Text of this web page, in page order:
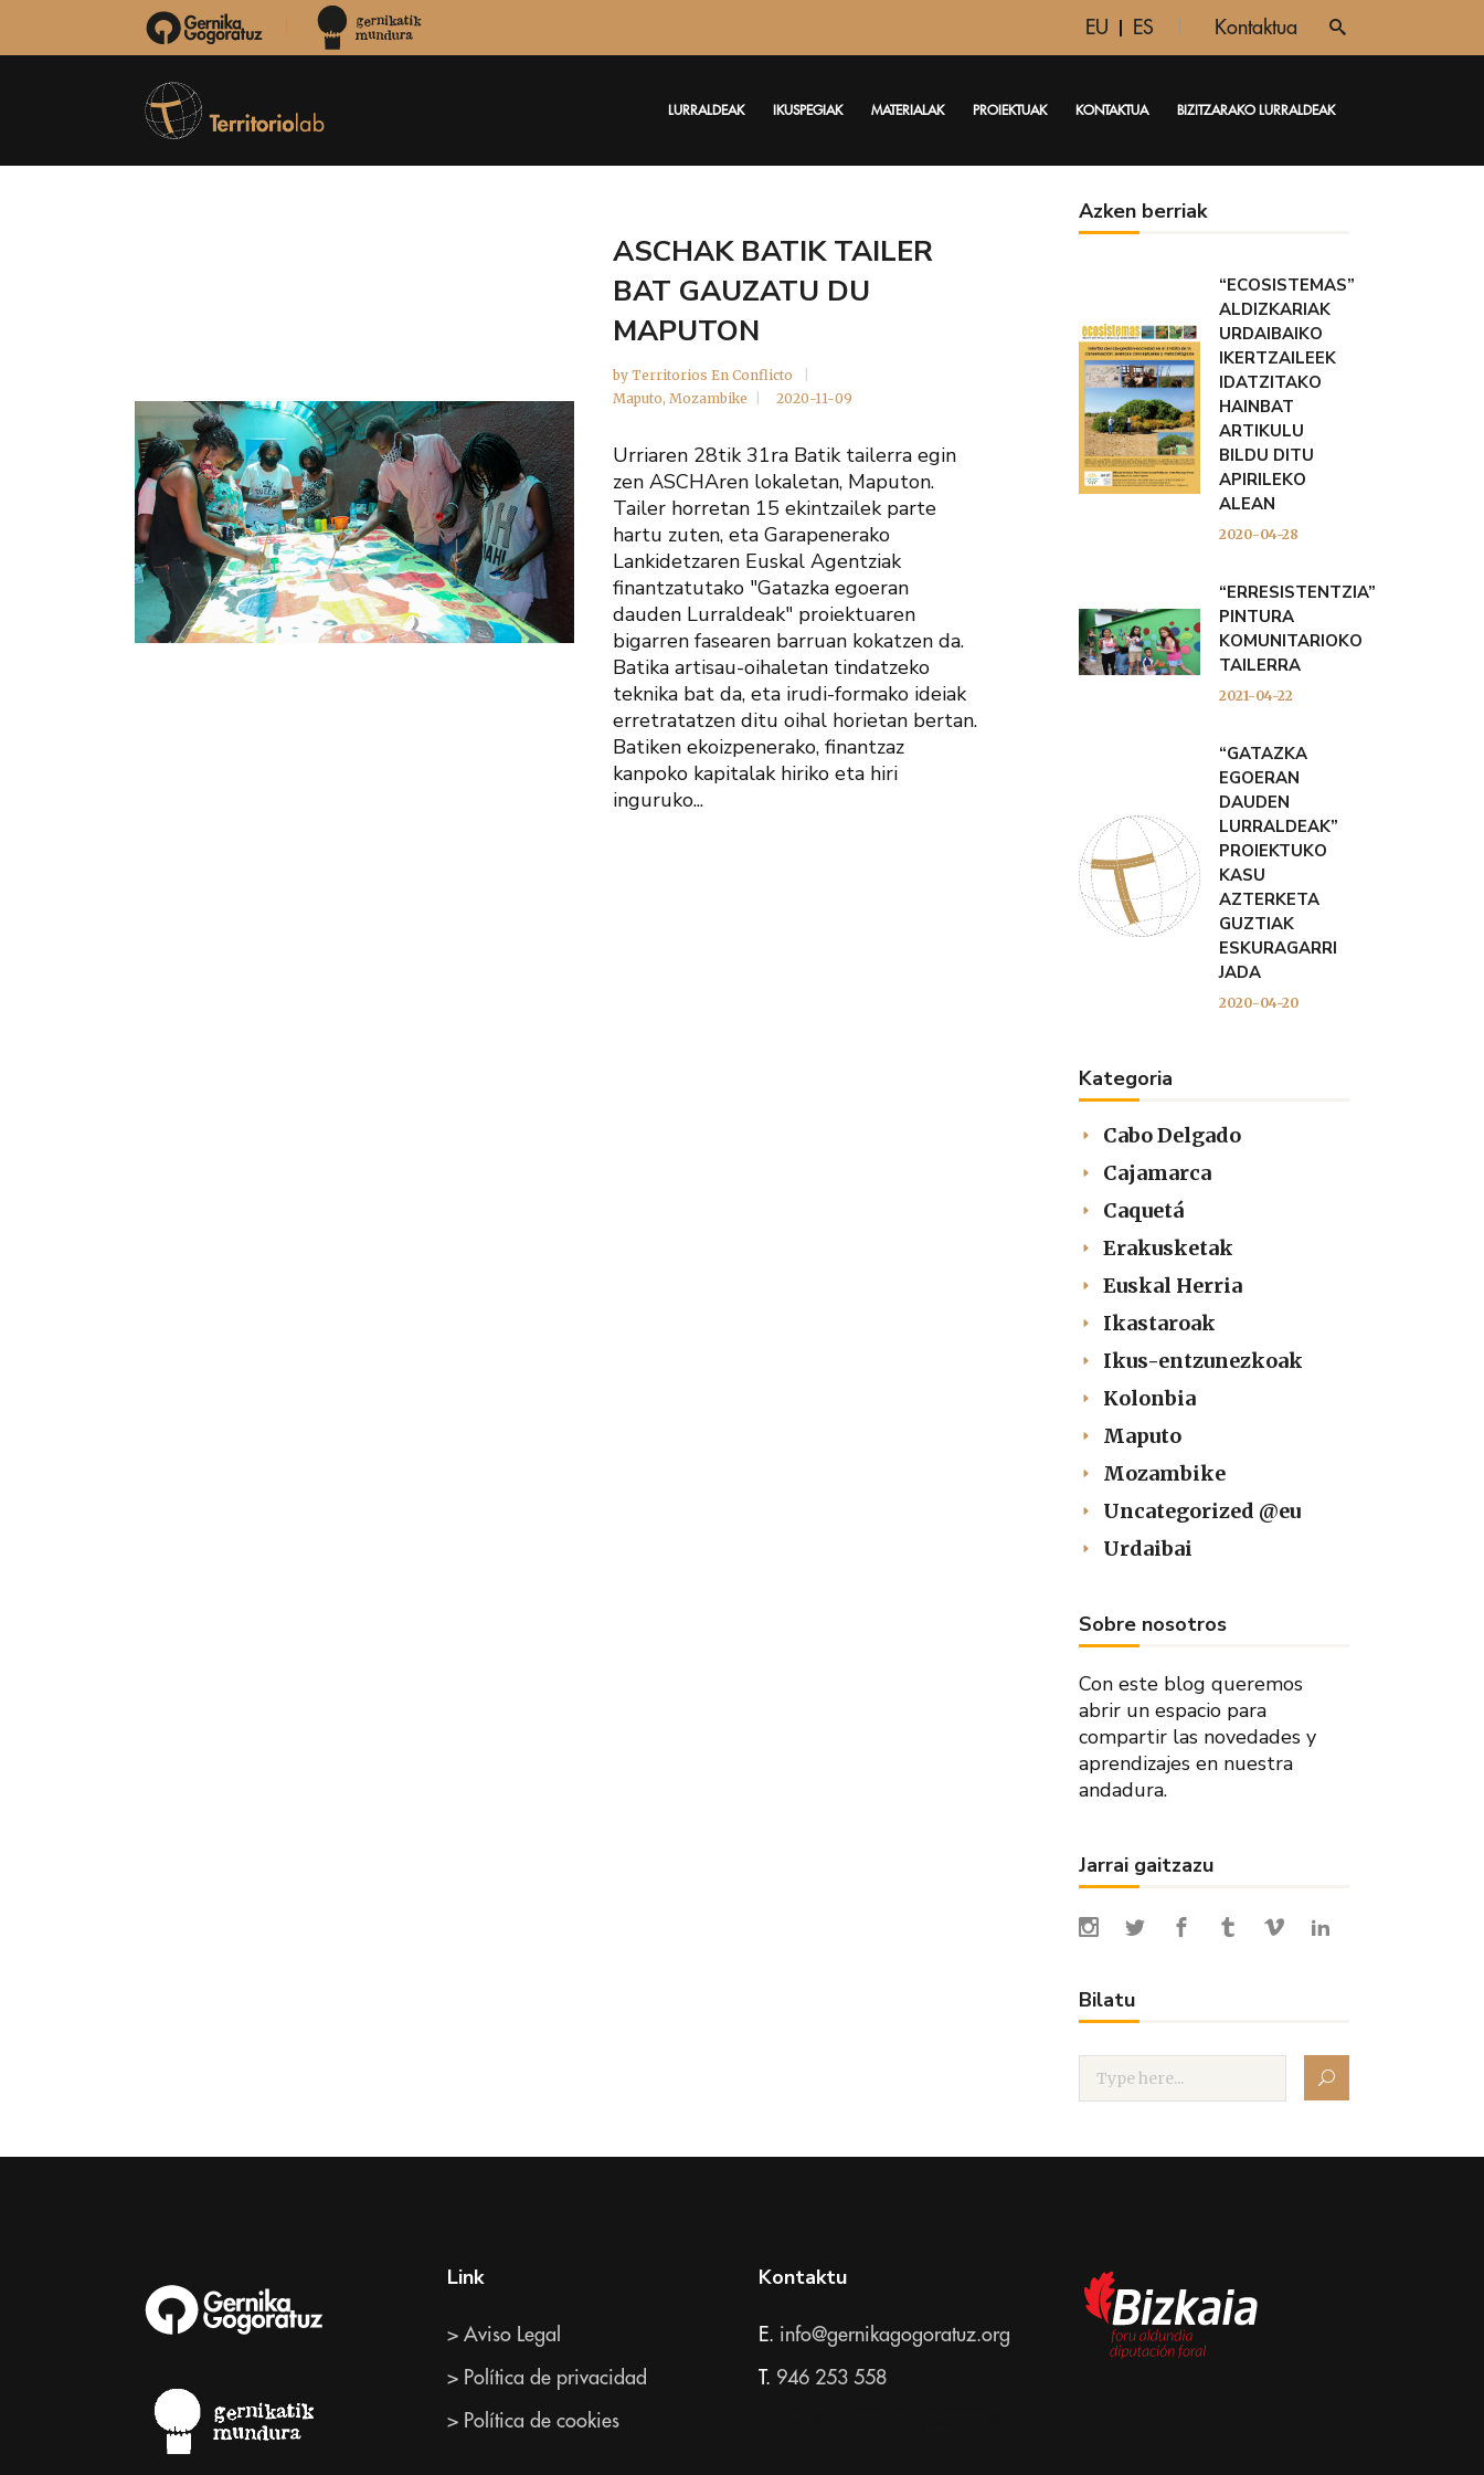
EU ES Kontaktua
LURRALDEAK IKUSPEGIAK MATERIALAK PROIEKTUAK KONTAKTUA BIZITZARAKO LURRALDEAK
ASCHAK BATIK TAILER
BAT GAUZATU DU
MAPUTON
by Territorios En Conflicto
Maputo, Mozambike 2020-11-09
Urriaren 28tik 31ra Batik tailerra egin
zen ASCHAren lokaletan, Maputon.
Tailer horretan 15 ekintzailek parte
hartu zuten, eta Garapenerako
Lankidetzaren Euskal Agentziak
finantzatutako "Gatazka egoeran
dauden Lurraldeak" proiektuaren
bigarren fasearen barruan kokatzen da.
Batika artisau-oihaletan tindatzeko
teknika bat da, eta irudi-formako ideiak
erretratatzen ditu oihal horietan bertan.
Batiken ekoizpenerako, finantzaz
kanpoko kapitalak hiriko eta hiri
inguruko...
Azken berriak
“ECOSISTEMAS”
ALDIZKARIAK
URDAIBAIKO
IKERTZAILEEK
IDATZITAKO
HAINBAT
ARTIKULU
BILDU DITU
APIRILEKO
ALEAN
2020-04-28
“ERRESISTENTZIA”
PINTURA
KOMUNITARIOKO
TAILERRA
2021-04-22
“GATAZKA
EGOERAN
DAUDEN
LURRALDEAK”
PROIEKTUKO
KASU
AZTERKETA
GUZTIAK
ESKURAGARRI
JADA
2020-04-20
Kategoria
Cabo Delgado
Cajamarca
Caquetá
Erakusketak
Euskal Herria
Ikastaroak
Ikus-entzunezkoak
Kolonbia
Maputo
Mozambike
Uncategorized @eu
Urdaibai
Sobre nosotros
Con este blog queremos
abrir un espacio para
compartir las novedades y
aprendizajes en nuestra
andadura.
Jarrai gaitzazu
Bilatu
Link
> Aviso Legal
> Política de privacidad
> Política de cookies
Kontaktu
E. info@gernikagogoratuz.org
T. 946 253 558